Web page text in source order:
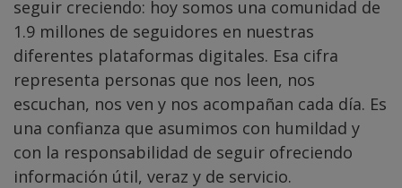
seguir creciendo: hoy somos una comunidad de
1.9 millones de seguidores en nuestras
diferentes plataformas digitales. Esa cifra
representa personas que nos leen, nos
escuchan, nos ven y nos acompañan cada día. Es
una confianza que asumimos con humildad y
con la responsabilidad de seguir ofreciendo
información útil, veraz y de servicio.